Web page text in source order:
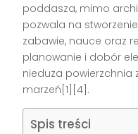
poddasza, mimo
pozwala na
zabawie, nauce oraz
planowanie i dobór
nieduża powierzchnia
marzeń[1][4].
Spis treści